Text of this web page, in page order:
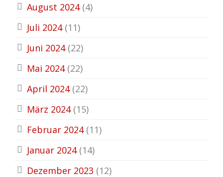
August 2024(4)
Juli 2024(11)
Juni 2024(22)
Mai 2024(22)
April 2024(22)
März 2024(15)
Februar 2024(11)
Januar 2024(14)
Dezember 2023 (12)